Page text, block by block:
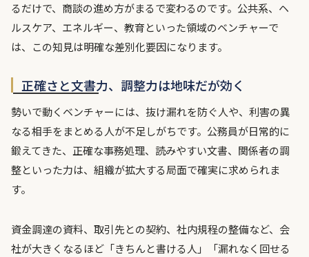
るだけで、商談の進め方がまるで変わるのです。公共系、ヘ
ルスケア、エネルギー、教育といった領域のベンチャーで
は、この知見は明確な差別化要因になります。
正確さと文書力、調整力は地味だが効く
勢いで動くベンチャーには、抜け漏れを防ぐ人や、利害の異
なる相手をまとめる人が不足しがちです。公務員が日常的に
鍛えてきた、正確な事務処理、読みやすい文書、関係者の調
整といった力は、組織が拡大する局面で確実に求められま
す。
資金調達の資料、取引先との契約、社内規程の整備など、会
社が大きくなるほど「きちんと書ける人」「漏れなく回せる